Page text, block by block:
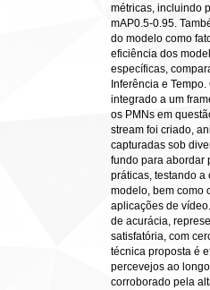
métricas, incluindo
mAP0.5-0.95.
do modelo como
eficiência dos
específicas,
Inferência e
integrado a um
os PMNs em
stream foi criado,
capturadas sob
fundo para abordar
práticas, testando
modelo, bem como
aplicações de
de acurácia,
satisfatória, com
técnica proposta é
percevejos ao
corroborado pela